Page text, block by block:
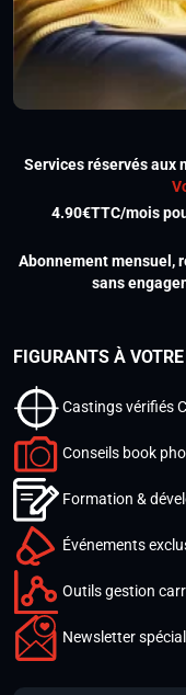
Services réservés aux
4.90€TTC/mois
Abonnement mensuel,
sans
FIGURANTS À
Castings vérifiés
Conseils book
Formation &
Événements
Outils gestion
Newsletter